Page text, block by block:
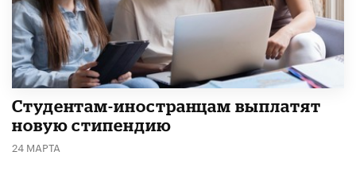
Студентам-иностранцам выплатят
новую стипендию
24 МАРТА